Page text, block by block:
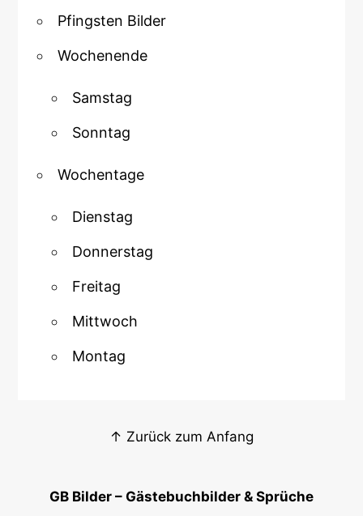
Pfingsten Bilder
Wochenende
Samstag
Sonntag
Wochentage
Dienstag
Donnerstag
Freitag
Mittwoch
Montag
↑ Zurück zum Anfang
GB Bilder – Gästebuchbilder & Sprüche